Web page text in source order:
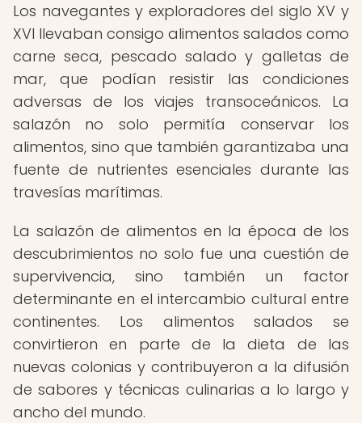
Los navegantes y exploradores del siglo XV y
XVI llevaban consigo alimentos salados como
carne seca, pescado salado y galletas de
mar, que podían resistir las condiciones
adversas de los viajes transoceánicos. La
salazón no solo permitía conservar los
alimentos, sino que también garantizaba una
fuente de nutrientes esenciales durante las
travesías marítimas.
La salazón de alimentos en la época de los
descubrimientos no solo fue una cuestión de
supervivencia, sino también un factor
determinante en el intercambio cultural entre
continentes. Los alimentos salados se
convirtieron en parte de la dieta de las
nuevas colonias y contribuyeron a la difusión
de sabores y técnicas culinarias a lo largo y
ancho del mundo.